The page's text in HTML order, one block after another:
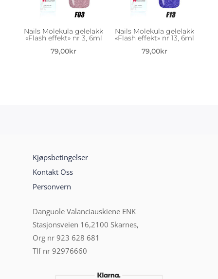
Nails Molekula gelelakk
«Flash effekt» nr 3, 6ml
79,00kr
Nails Molekula gelelakk
«Flash effekt» nr 13, 6ml
79,00kr
Kjøpsbetingelser
Kontakt Oss
Personvern
Danguole Valanciauskiene ENK
Stasjonsveien 16,2100 Skarnes,
Org nr 923 628 681
Tlf nr 92976660